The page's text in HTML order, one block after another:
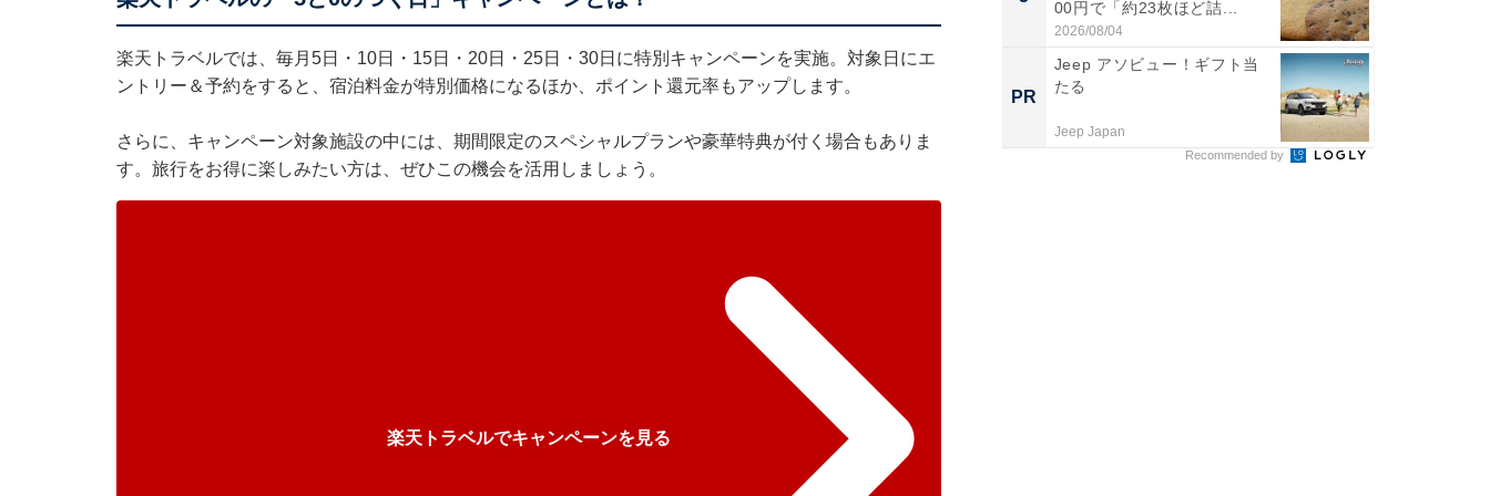
楽天トラベルでは、毎月5日・10日・15日・20日・25日・30日に特別キャンペーンを実施。対象日にエ
ントリー＆予約をすると、宿泊料金が特別価格になるほか、ポイント還元率もアップします。
さらに、キャンペーン対象施設の中には、期間限定のスペシャルプランや豪華特典が付く場合もありま
す。旅行をお得に楽しみたい方は、ぜひこの機会を活用しましょう。
楽天トラベルでキャンペーンを見る
00円で「約23枚ほど詰...
2026/08/04
PR
Jeep アソビュー！ギフト当
たる
Jeep Japan
Recommended by